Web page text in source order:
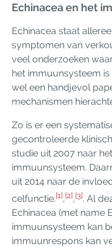
Echinacea en het
Echinacea staat
symptomen van
veel onderzoeken
het immuunsysteem
wel een handjevol
mechanismen
Zo is er een
gecontroleerde
studie uit 2007 naar
immuunsysteem.
uit 2014 naar de
celfunctie.[1],[2],[3]. Al
Echinacea (met name
immuunsysteem kan
immuunrespons kan